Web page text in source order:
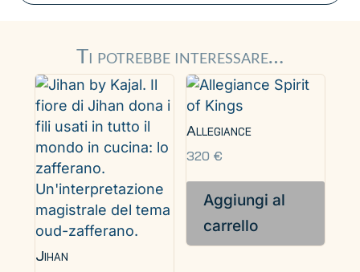
Ti potrebbe interessare…
Jihan
Allegiance
320 €
Aggiungi al
carrello